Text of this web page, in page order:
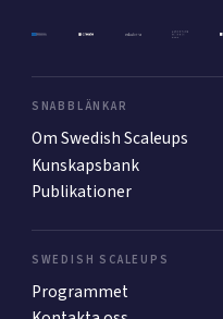
SNABBLÄNKAR
Om Swedish Scaleups
Kunskapsbank
Publikationer
SWEDISH SCALEUPS
Programmet